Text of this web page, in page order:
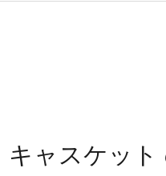
キャスケット